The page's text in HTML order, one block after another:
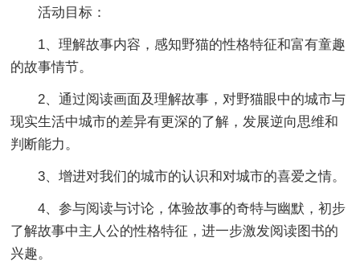
活动目标：
1、理解故事内容，感知野猫的性格特征和富有童趣
的故事情节。
2、通过阅读画面及理解故事，对野猫眼中的城市与
现实生活中城市的差异有更深的了解，发展逆向思维和
判断能力。
3、增进对我们的城市的认识和对城市的喜爱之情。
4、参与阅读与讨论，体验故事的奇特与幽默，初步
了解故事中主人公的性格特征，进一步激发阅读图书的
兴趣。